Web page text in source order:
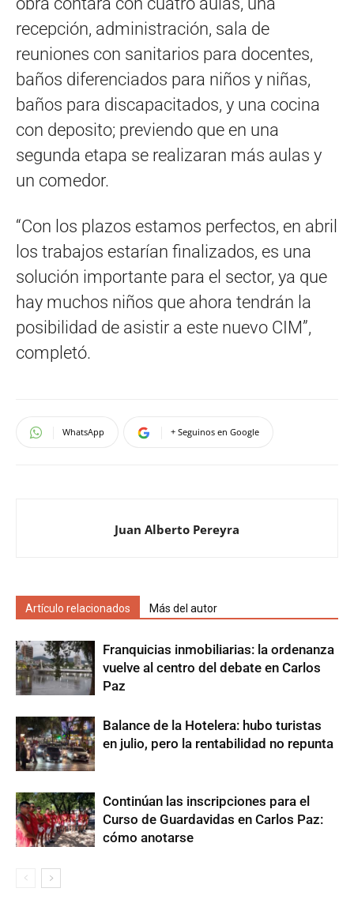
recepción, administración, sala de
reuniones con sanitarios para docentes,
baños diferenciados para niños y niñas,
baños para discapacitados, y una cocina
con deposito; previendo que en una
segunda etapa se realizaran más aulas y
un comedor.
“Con los plazos estamos perfectos, en abril
los trabajos estarían finalizados, es una
solución importante para el sector, ya que
hay muchos niños que ahora tendrán la
posibilidad de asistir a este nuevo CIM”,
completó.
WhatsApp + Seguinos en Google
Juan Alberto Pereyra
Artículo relacionados Más del autor
Franquicias inmobiliarias: la ordenanza
vuelve al centro del debate en Carlos
Paz
Balance de la Hotelera: hubo turistas
en julio, pero la rentabilidad no repunta
Continúan las inscripciones para el
Curso de Guardavidas en Carlos Paz:
cómo anotarse